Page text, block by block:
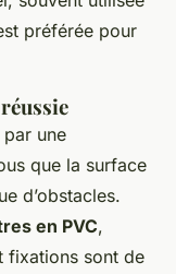
préférée pour
une
que la surface
d’obstacles.
en PVC,
fixations sont de